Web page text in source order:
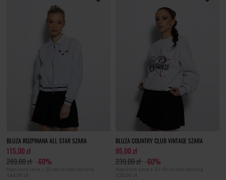
BLUZA ROZPINANA ALL STAR SZARA
115,00 zł
289,00 zł -60%
Najniższa cena z 30 dni przed obniżką
144,00 zł
BLUZA COUNTRY CLUB VINTAGE SZARA
95,00 zł
239,00 zł -60%
Najniższa cena z 30 dni przed obniżką
119,00 zł